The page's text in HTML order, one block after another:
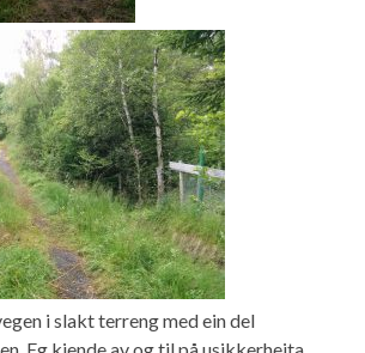
i slakt terreng med ein del
Eg kjende av og til på usikkerheita